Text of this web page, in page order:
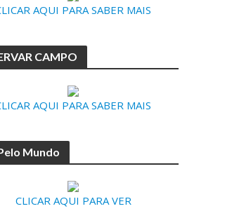
AQUI PARA SABER MAIS
CAMPO
AQUI PARA SABER MAIS
Mundo
CLICAR AQUI PARA VER